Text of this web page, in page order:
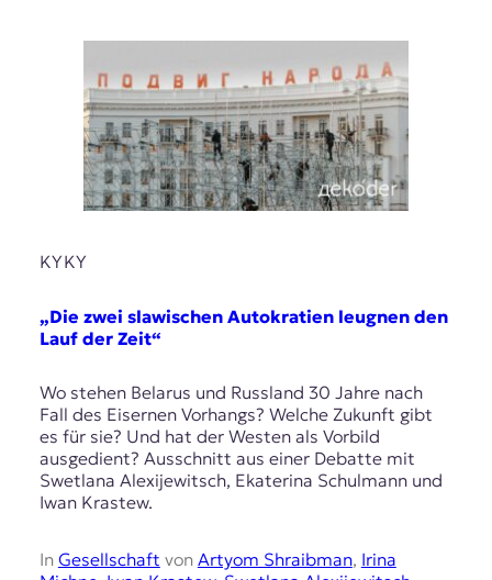
KYKY
„Die zwei slawischen Autokratien leugnen den
Lauf der Zeit“
Wo stehen Belarus und Russland 30 Jahre nach
Fall des Eisernen Vorhangs? Welche Zukunft gibt
es für sie? Und hat der Westen als Vorbild
ausgedient? Ausschnitt aus einer Debatte mit
Swetlana Alexijewitsch, Ekaterina Schulmann und
Iwan Krastew.
In Gesellschaft von Artyom Shraibman, Irina